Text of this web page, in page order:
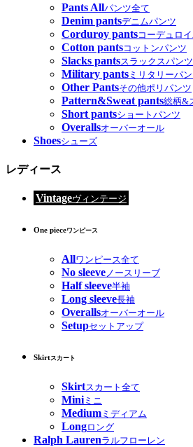
Pants Allパンツ全て
Denim pantsデニムパンツ
Corduroy pantsコーデュロ
Cotton pantsコットンパンツ
Slacks pantsスラックスパンツ
Military pants ミリタリーパ
Other Pantsその他ポリパンツ
Pattern&Sweat pants総柄&
Short pantsショートパンツ
Overallsオーバーオール
Shoesシューズ
レディース
Vintageヴィンテージ
One pieceワンピース
Allワンピース全て
No sleeveノースリーブ
Half sleeve半袖
Long sleeve長袖
Overallsオーバーオール
Setupセットアップ
Skirtスカート
Skirtスカート全て
Miniミニ
Medium ミディアム
Longロング
Ralph Laurenラルフローレン